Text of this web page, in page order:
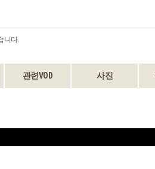
니다.
관련VOD 사진